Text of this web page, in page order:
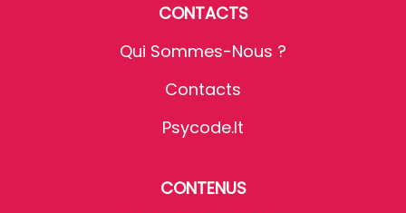
CONTACTS
Qui Sommes-Nous ?
Contacts
Psycode.it
CONTENUS